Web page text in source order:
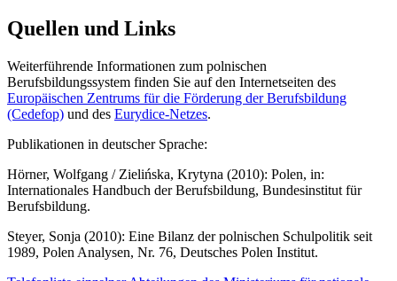
Quellen und Links
Weiterführende Informationen zum polnischen
Berufsbildungssystem finden Sie auf den Internetseiten des
Europäischen Zentrums für die Förderung der Berufsbildung
(Cedefop) und des Eurydice-Netzes.
Publikationen in deutscher Sprache:
Hörner, Wolfgang / Zielińska, Krytyna (2010): Polen, in:
Internationales Handbuch der Berufsbildung, Bundesinstitut für
Berufsbildung.
Steyer, Sonja (2010): Eine Bilanz der polnischen Schulpolitik seit
1989, Polen Analysen, Nr. 76, Deutsches Polen Institut.